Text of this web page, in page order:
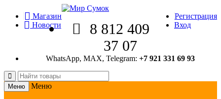
Магазин
Новости
Регистрация
Вход
8 812 409
37 07
WhatsApp, MAX, Telegram: +7 921 331 69 93
Меню Меню